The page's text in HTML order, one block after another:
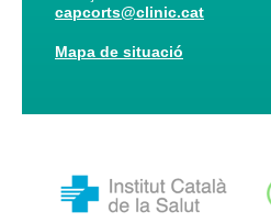
capcorts@clinic.cat
Mapa de situació